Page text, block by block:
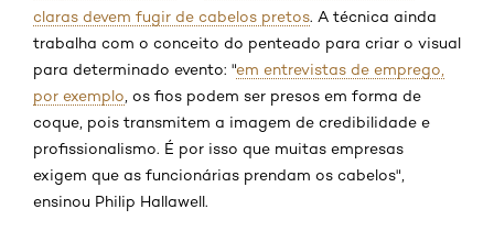
claras devem fugir de cabelos pretos. A técnica ainda
trabalha com o conceito do penteado para criar o visual
para determinado evento: "em entrevistas de emprego,
por exemplo , os fios podem ser presos em forma de
coque, pois transmitem a imagem de credibilidade e
profissionalismo. É por isso que muitas empresas
exigem que as funcionárias prendam os cabelos",
ensinou Philip Hallawell.